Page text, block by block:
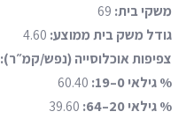
משקי בית:
גודל משק בית ממוצע:
צפיפות אוכלוסייה (נפש/קמ״ר):
% גילאי 0–19:
% גילאי 20–64: